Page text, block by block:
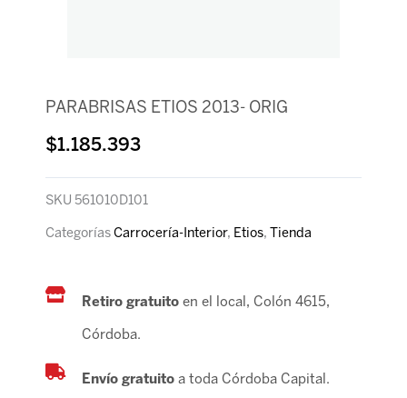
PARABRISAS ETIOS 2013- ORIG
$1.185.393
SKU 561010D101
Categorías Carrocería-Interior, Etios, Tienda
Retiro gratuito en el local, Colón 4615,
Córdoba.
Envío gratuitoa toda Córdoba Capital.